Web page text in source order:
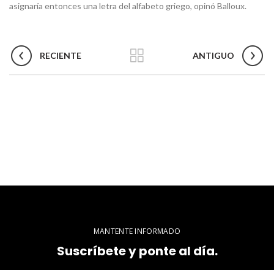
asignaría entonces una letra del alfabeto griego, opinó Balloux.
RECIENTE ANTIGUO
MANTENTE INFORMADO
Suscríbete y ponte al día.